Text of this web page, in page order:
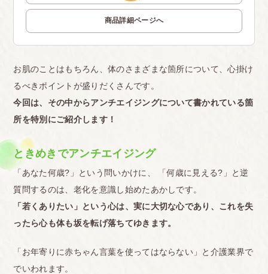
商品詳細ページへ
お肌のことはもちろん、体のさまざまな箇所について、心掛け
るべきポイントが盛りだくさんです。
今回は、その中からアンチエイジングについて書かれている箇
所を特別にご紹介します！
ときめきでアンチエイジング
「あなた何歳?」という問いかけに、 「何歳に見える?」と逆
質問するのは、老化を意識し始めたあかしです。
「若くありたい」という心は、実に大切な心であり、これを失
ったら心も体も坂を転げ落ちてゆきます。
「お年寄りに赤ちゃん言葉を使ってはならない」と介護業界で
でいわれます。